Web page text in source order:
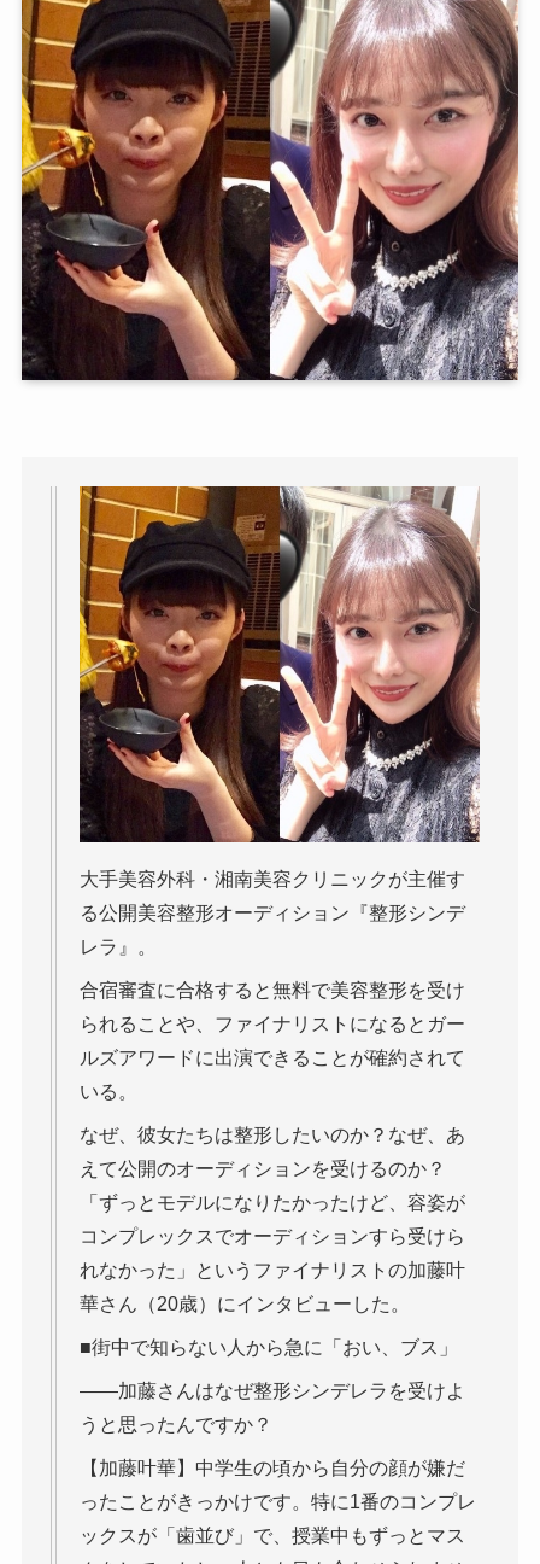
大手美容外科・湘南美容クリニックが主催す
る公開美容整形オーディション『整形シンデ
レラ』。
合宿審査に合格すると無料で美容整形を受け
られることや、ファイナリストになるとガー
ルズアワードに出演できることが確約されて
いる。
なぜ、彼女たちは整形したいのか？なぜ、あ
えて公開のオーディションを受けるのか？
「ずっとモデルになりたかったけど、容姿が
コンプレックスでオーディションすら受けら
れなかった」というファイナリストの加藤叶
華さん（20歳）にインタビューした。
■街中で知らない人から急に「おい、ブス」
――加藤さんはなぜ整形シンデレラを受けよ
うと思ったんですか？
【加藤叶華】中学生の頃から自分の顔が嫌だ
ったことがきっかけです。特に1番のコンプレ
ックスが「歯並び」で、授業中もずっとマス